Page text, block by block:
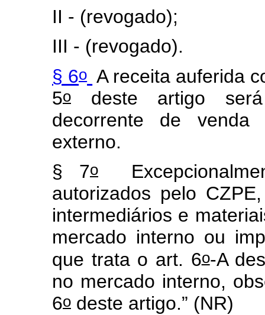
II - (revogado);
III - (revogado).
§ 6o A receita auferida
5o deste artigo será
decorrente de venda
externo.
§ 7o
autorizados pelo
intermediários e
mercado interno ou
que trata o art. 6o-A
no mercado interno,
6o deste artigo.” (NR)